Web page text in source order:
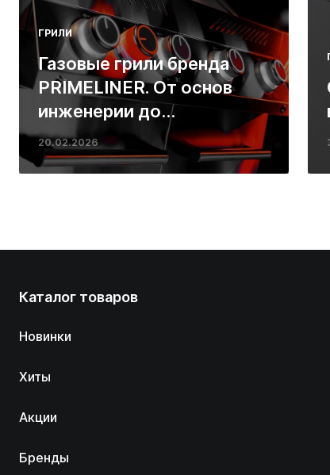
ГРИЛИ
Газовые грили бренда
PRIMELINER. От основ
инженерии до
ресторанных стейков у
вас дома
20.02.2026
Каталог товаров
Новинки
Хиты
Акции
Бренды